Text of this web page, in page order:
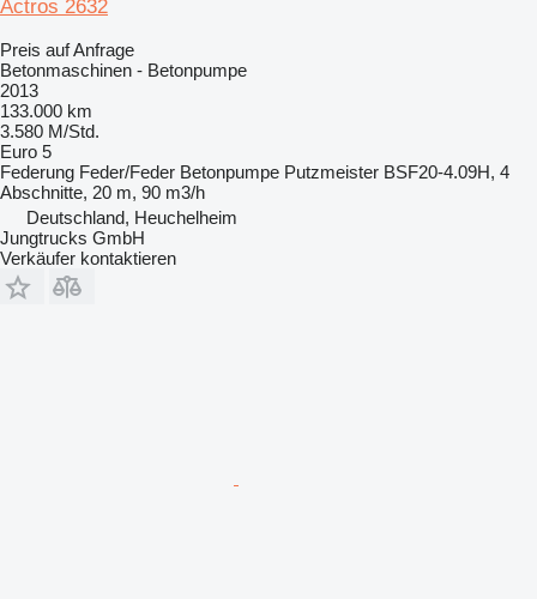
Actros 2632
Preis auf Anfrage
Betonmaschinen - Betonpumpe
2013
133.000 km
3.580 M/Std.
Euro 5
Federung Feder/Feder Betonpumpe Putzmeister BSF20-4.09H, 4
Abschnitte, 20 m, 90 m3/h
Deutschland, Heuchelheim
Jungtrucks GmbH
Verkäufer kontaktieren